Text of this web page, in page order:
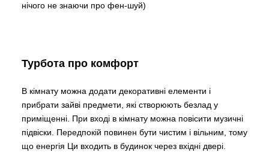
нічого не знаючи про фен-шуй)
Турбота про комфорт
В кімнату можна додати декоративні елементи і
прибрати зайві предмети, які створюють безлад у
приміщенні. При вході в кімнату можна повісити музичні
підвіски. Передпокій повинен бути чистим і вільним, тому
що енергія Ци входить в будинок через вхідні двері.